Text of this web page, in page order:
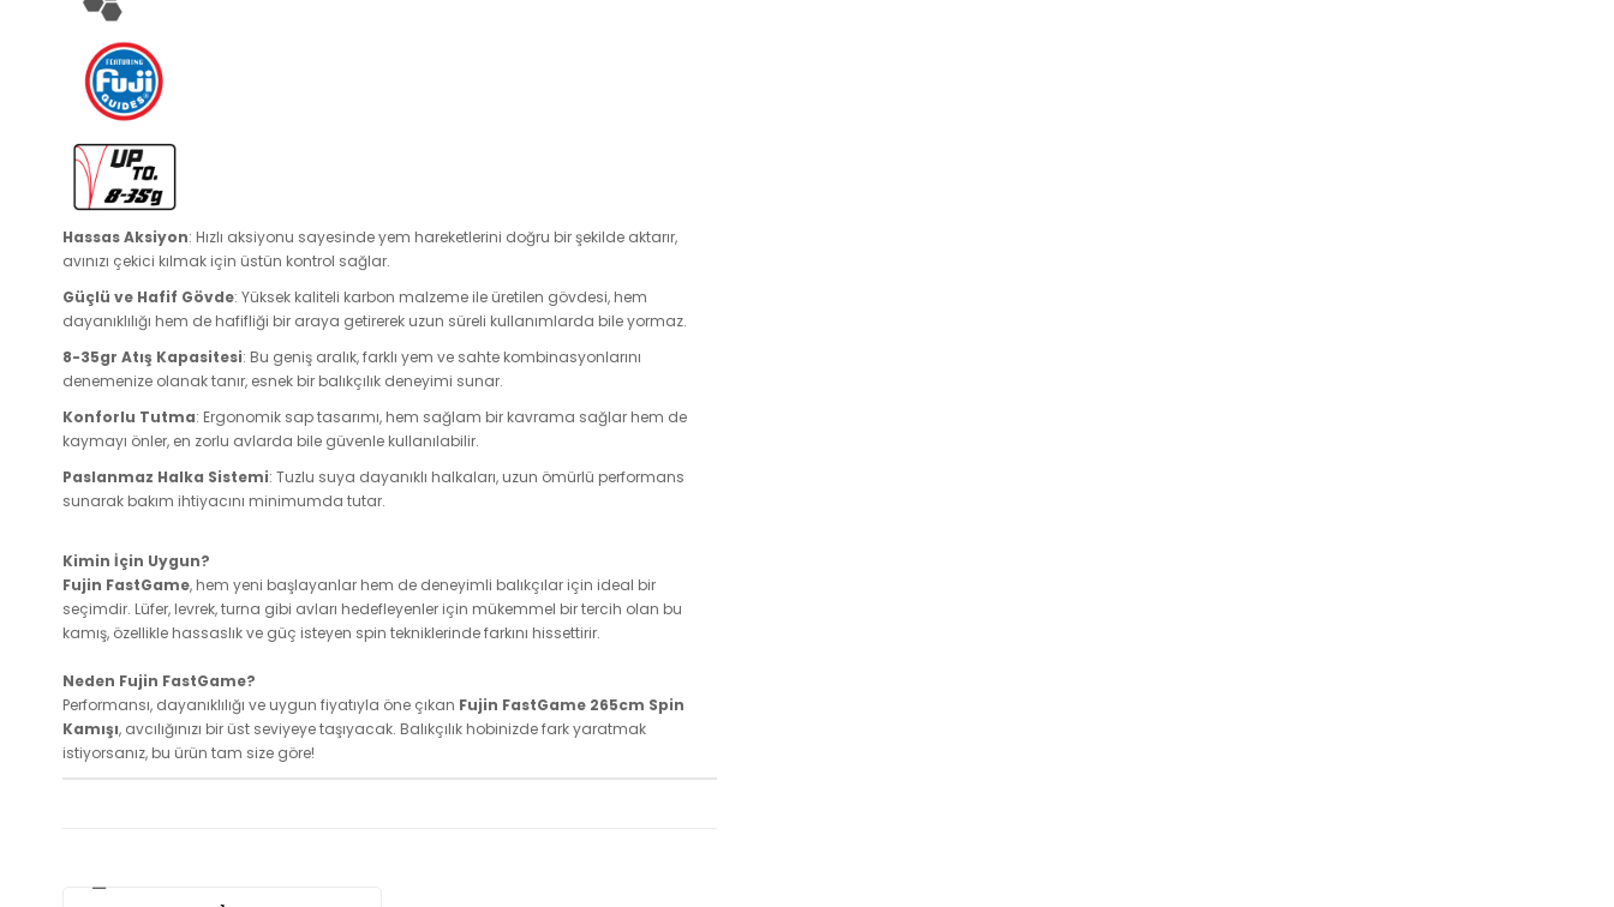
Hassas Aksiyon: Hızlı aksiyonu sayesinde yem hareketlerini doğru bir şekilde aktarır,
avınızı çekici kılmak için üstün kontrol sağlar.
Güçlü ve Hafif Gövde: Yüksek kaliteli karbon malzeme ile üretilen gövdesi, hem
dayanıklılığı hem de hafifliği bir araya getirerek uzun süreli kullanımlarda bile yormaz.
8-35gr Atış Kapasitesi: Bu geniş aralık, farklı yem ve sahte kombinasyonlarını
denemenize olanak tanır, esnek bir balıkçılık deneyimi sunar.
Konforlu Tutma: Ergonomik sap tasarımı, hem sağlam bir kavrama sağlar hem de
kaymayı önler, en zorlu avlarda bile güvenle kullanılabilir.
Paslanmaz Halka Sistemi: Tuzlu suya dayanıklı halkaları, uzun ömürlü performans
sunarak bakım ihtiyacını minimumda tutar.
Kimin İçin Uygun?
Fujin FastGame, hem yeni başlayanlar hem de deneyimli balıkçılar için ideal bir
seçimdir. Lüfer, levrek, turna gibi avları hedefleyenler için mükemmel bir tercih olan bu
kamış, özellikle hassaslık ve güç isteyen spin tekniklerinde farkını hissettirir.
Neden Fujin FastGame?
Performansı, dayanıklılığı ve uygun fiyatıyla öne çıkan Fujin FastGame 265cm Spin
Kamışı, avcılığınızı bir üst seviyeye taşıyacak. Balıkçılık hobinizde fark yaratmak
istiyorsanız, bu ürün tam size göre!